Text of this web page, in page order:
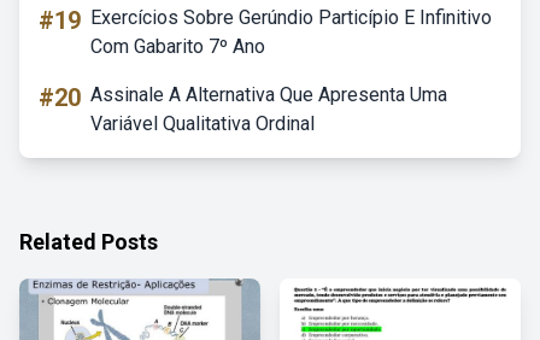
#19 Exercícios Sobre Gerúndio Particípio E Infinitivo
Com Gabarito 7º Ano
#20 Assinale A Alternativa Que Apresenta Uma
Variável Qualitativa Ordinal
Related Posts